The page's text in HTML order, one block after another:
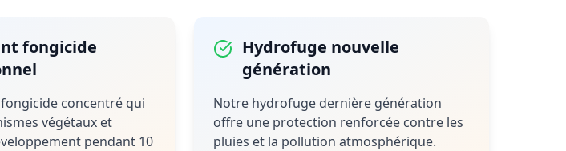
fongicide
concentré qui
végétaux et
pendant 10
Hydrofuge nouvelle
génération
Notre hydrofuge dernière génération
offre une protection renforcée contre les
pluies et la pollution atmosphérique.